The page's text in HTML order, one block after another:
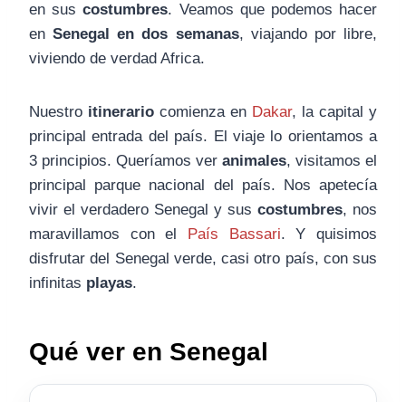
en suscostumbres. Veamos que podemos hacer
enSenegal en dos semanas, viajando por libre,
viviendo de verdad Africa.
Nuestro itinerario comienza en Dakar, la capital y
principal entrada del país. El viaje lo orientamos a
3 principios. Queríamos ver animales, visitamos el
principal parque nacional del país. Nos apetecía
vivir el verdadero Senegal y sus costumbres, nos
maravillamos con el
País Bassari. Y quisimos
disfrutar del Senegal verde, casi otro país, con sus
infinitas playas.
Qué ver en Senegal